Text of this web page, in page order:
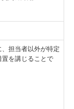
担当者以外が特定
を講じることで